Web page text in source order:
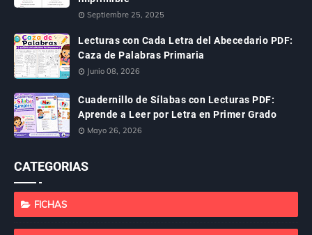
Septiembre 25, 2025
Lecturas con Cada Letra del Abecedario PDF:
Caza de Palabras Primaria
Junio 08, 2026
Cuadernillo de Sílabas con Lecturas PDF:
Aprende a Leer por Letra en Primer Grado
Mayo 26, 2026
CATEGORIAS
FICHAS